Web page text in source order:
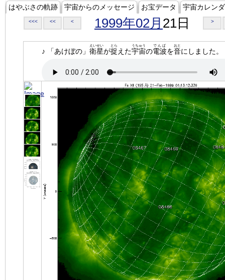
はやぶさの軌跡 宇宙からのメッセージ お宝データ 宇宙カレン
<<< << < 1999年02月 21日 >
♪ 「あけぼの」 衛星
えいせい
が捉
とら
えた宇宙
うちゅう
の電波
でんぱ
を音
おと
にしました。